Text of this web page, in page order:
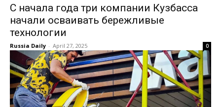
С начала года три компании Кузбасса
начали осваивать бережливые
технологии
Russia Daily - April 27, 2025 0